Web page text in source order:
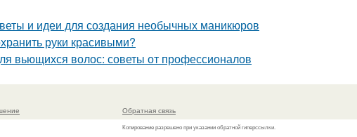
и идеи для создания необычных маникюров
руки красивыми?
вьющихся волос: советы от профессионалов
Обратная связь
Копирование разрешено при указании обратной гиперссылки.